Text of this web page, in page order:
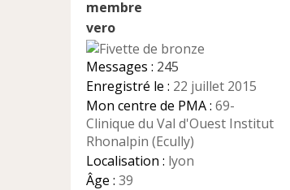
vero
Messages : 245
Enregistré le : 22 juillet 2015
Mon centre de PMA : 69-
Clinique du Val d'Ouest Institut
Rhonalpin (Ecully)
Localisation : lyon
Âge : 39